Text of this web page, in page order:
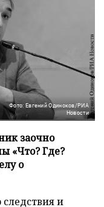
Фото: Евгений Одиноков/РИА
Новости
заочно
«Что? Где?
о
следствия и